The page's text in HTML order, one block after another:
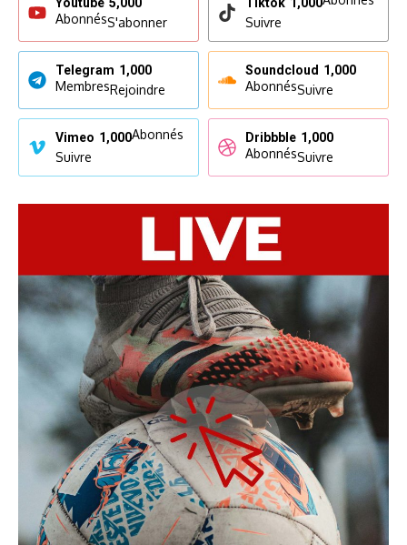
Youtube 5,000
AbonnésS'abonner
Tiktok 1,000
Suivre
Telegram 1,000
MembresRejoindre
Soundcloud 1,000
AbonnésSuivre
Vimeo 1,000Abonnés
Suivre
Dribbble 1,000
AbonnésSuivre